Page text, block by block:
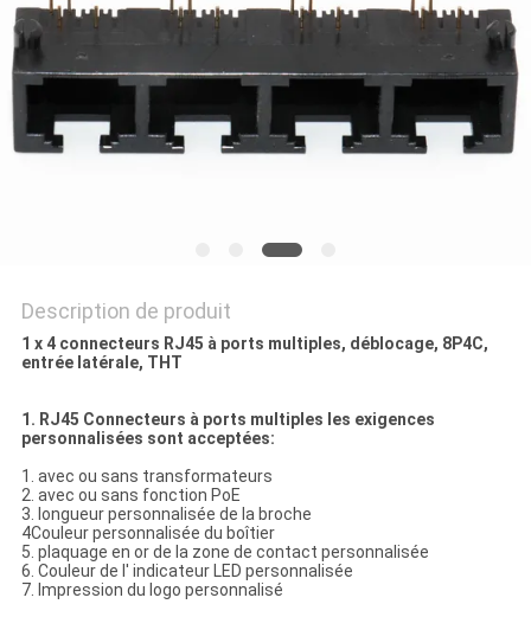
POLITIQUE
EN
MATIÈRE
DE
VIE
PRIVÉE
Description de produit
1 x 4 connecteurs RJ45 à ports multiples, déblocage, 8P4C,
entrée latérale, THT
1. RJ45 Connecteurs à ports multiples les exigences
personnalisées sont acceptées:
1. avec ou sans transformateurs
2. avec ou sans fonction PoE
3. longueur personnalisée de la broche
4Couleur personnalisée du boîtier
5. plaquage en or de la zone de contact personnalisée
6. Couleur de l' indicateur LED personnalisée
7. Impression du logo personnalisé